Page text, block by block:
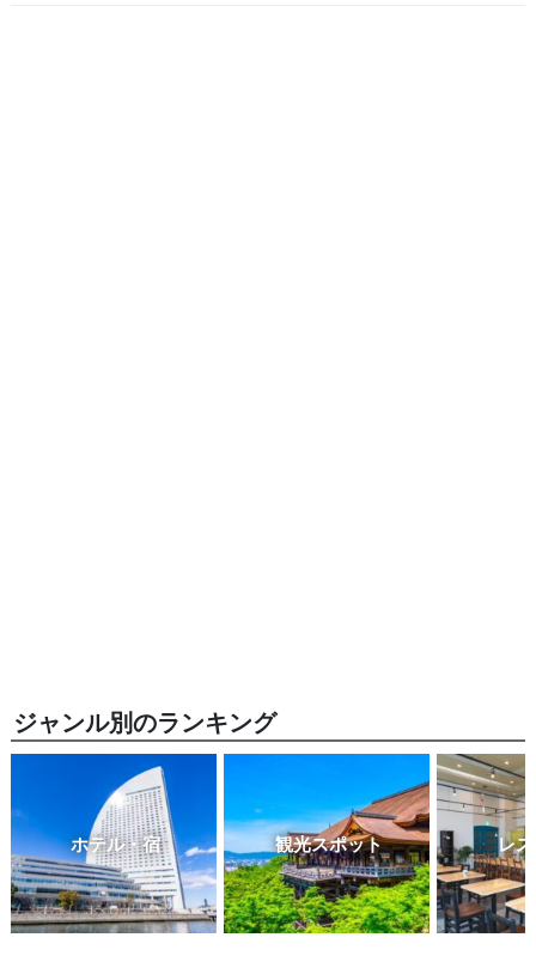
ジャンル別のランキング
ホテル・宿 観光スポット レ